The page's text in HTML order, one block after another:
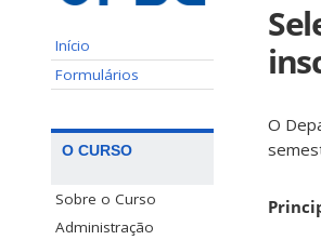
Início
Formulários
O CURSO
Sobre o Curso
Administração
O